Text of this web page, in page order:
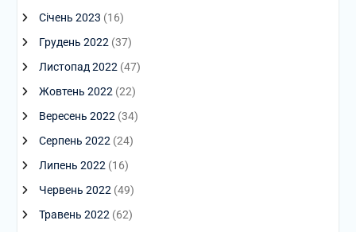
Січень 2023 (16)
Грудень 2022 (37)
Листопад 2022 (47)
Жовтень 2022 (22)
Вересень 2022 (34)
Серпень 2022 (24)
Липень 2022 (16)
Червень 2022 (49)
Травень 2022 (62)